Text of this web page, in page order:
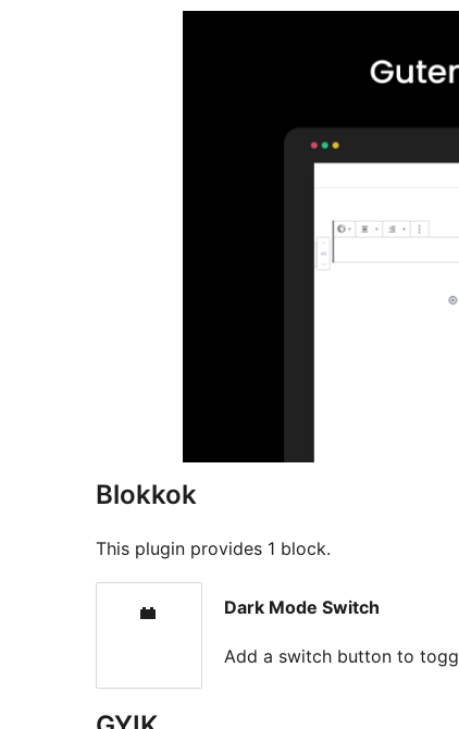
Blokkok
This plugin provides 1 block.
Dark Mode Switch
Add a switch button to